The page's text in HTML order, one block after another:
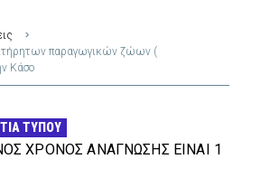
παραγωγικών ζώων (
Κάσο
ΤΎΠΟΥ
ΧΡΌΝΟΣ ΑΝΆΓΝΩΣΗΣ ΕΊΝΑΙ 1